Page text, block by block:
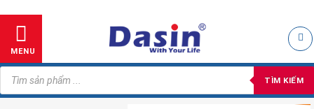
MENU
Tìm
kiếm
sản
phẩm
TÌM KIẾM